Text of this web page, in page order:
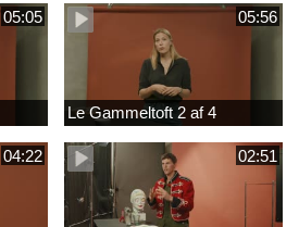
05:05 05:56
Le Gammeltoft 2 af 4
04:22 02:51